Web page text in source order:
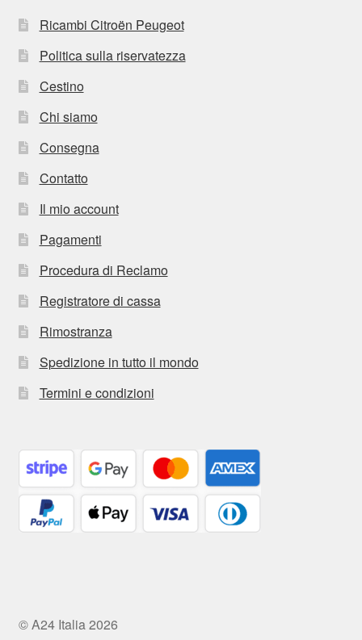
Ricambi Citroën Peugeot
Politica sulla riservatezza
Cestino
Chi siamo
Consegna
Contatto
Il mio account
Pagamenti
Procedura di Reclamo
Registratore di cassa
Rimostranza
Spedizione in tutto il mondo
Termini e condizioni
© A24 Italia 2026